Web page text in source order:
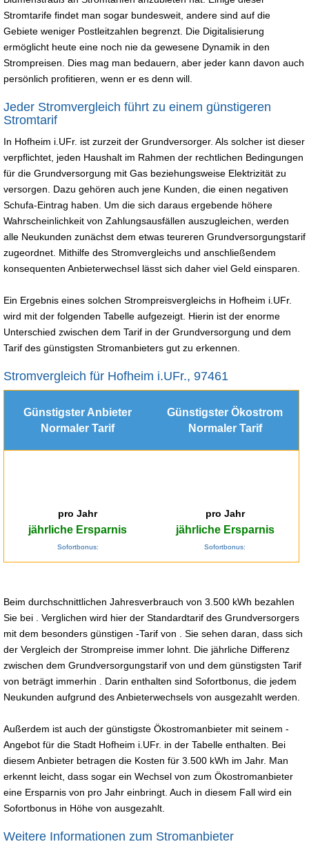
Stromtarife findet man sogar bundesweit, andere sind auf die
Gebiete weniger Postleitzahlen begrenzt. Die Digitalisierung
ermöglicht heute eine noch nie da gewesene Dynamik in den
Strompreisen. Dies mag man bedauern, aber jeder kann davon auch
persönlich profitieren, wenn er es denn will.
Jeder Stromvergleich führt zu einem günstigeren
Stromtarif
In Hofheim i.UFr. ist zurzeit der Grundversorger. Als solcher ist dieser
verpflichtet, jeden Haushalt im Rahmen der rechtlichen Bedingungen
für die Grundversorgung mit Gas beziehungsweise Elektrizität zu
versorgen. Dazu gehören auch jene Kunden, die einen negativen
Schufa-Eintrag haben. Um die sich daraus ergebende höhere
Wahrscheinlichkeit von Zahlungsausfällen auszugleichen, werden
alle Neukunden zunächst dem etwas teureren Grundversorgungstarif
zugeordnet. Mithilfe des Stromvergleichs und anschließendem
konsequenten Anbieterwechsel lässt sich daher viel Geld einsparen.
Ein Ergebnis eines solchen Strompreisvergleichs in Hofheim i.UFr.
wird mit der folgenden Tabelle aufgezeigt. Hierin ist der enorme
Unterschied zwischen dem Tarif in der Grundversorgung und dem
Tarif des günstigsten Stromanbieters gut zu erkennen.
Stromvergleich für Hofheim i.UFr., 97461
Günstigster Anbieter
Normaler Tarif
Günstigster Ökostrom
Normaler Tarif
pro Jahr
jährliche Ersparnis
Sofortbonus:
pro Jahr
jährliche Ersparnis
Sofortbonus:
Beim durchschnittlichen Jahresverbrauch von 3.500 kWh bezahlen
Sie bei . Verglichen wird hier der Standardtarif des Grundversorgers
mit dem besonders günstigen -Tarif von . Sie sehen daran, dass sich
der Vergleich der Strompreise immer lohnt. Die jährliche Differenz
zwischen dem Grundversorgungstarif von und dem günstigsten Tarif
von beträgt immerhin . Darin enthalten sind Sofortbonus, die jedem
Neukunden aufgrund des Anbieterwechsels von ausgezahlt werden.
Außerdem ist auch der günstigste Ökostromanbieter mit seinem -
Angebot für die Stadt Hofheim i.UFr. in der Tabelle enthalten. Bei
diesem Anbieter betragen die Kosten für 3.500 kWh im Jahr. Man
erkennt leicht, dass sogar ein Wechsel von zum Ökostromanbieter
eine Ersparnis von pro Jahr einbringt. Auch in diesem Fall wird ein
Sofortbonus in Höhe von ausgezahlt.
Weitere Informationen zum Stromanbieter